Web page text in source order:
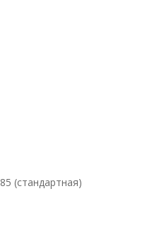
85 (стандартная)